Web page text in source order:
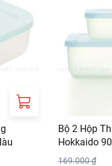
Bộ 2 Hộp
Hokkaido
Màu
169.000 ₫